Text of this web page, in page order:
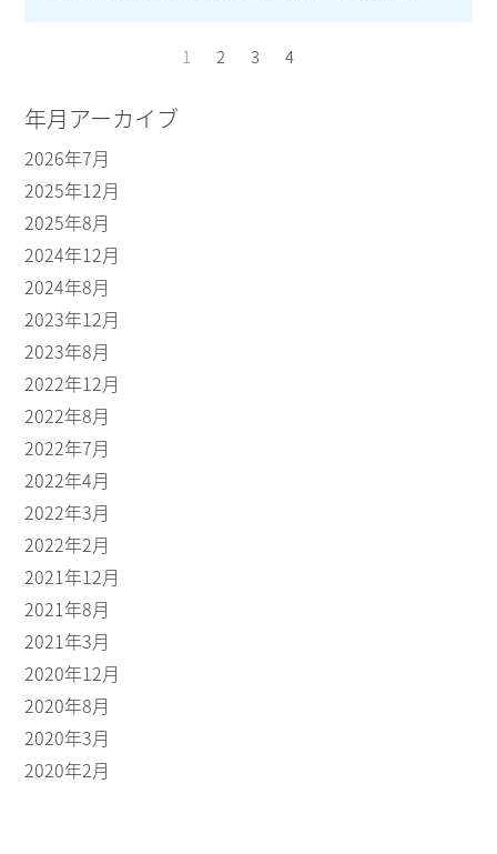
様にはご不便をおかけいたしますが、何卒ご理解の程よ
1 2 3 4
年月アーカイブ
2026年7月
2025年12月
2025年8月
2024年12月
2024年8月
2023年12月
2023年8月
2022年12月
2022年8月
2022年7月
2022年4月
2022年3月
2022年2月
2021年12月
2021年8月
2021年3月
2020年12月
2020年8月
2020年3月
2020年2月